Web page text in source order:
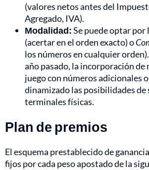
(valores netos antes del
Agregado, IVA).
Modalidad:Se puede optar por
(acertar en el orden exacto) o
los números en cualquier
año pasado, la incorporación de
juego con números adicionales
dinamizado las posibilidades de
terminales físicas.
Plan de premios
El esquema prestablecido de
fijos por cada peso apostado de la